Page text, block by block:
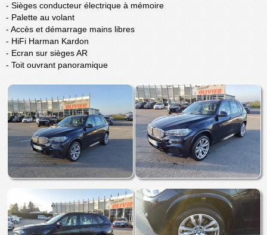
- Sièges conducteur électrique à mémoire
- Palette au volant
- Accès et démarrage mains libres
- HiFi Harman Kardon
- Ecran sur sièges AR
- Toit ouvrant panoramique